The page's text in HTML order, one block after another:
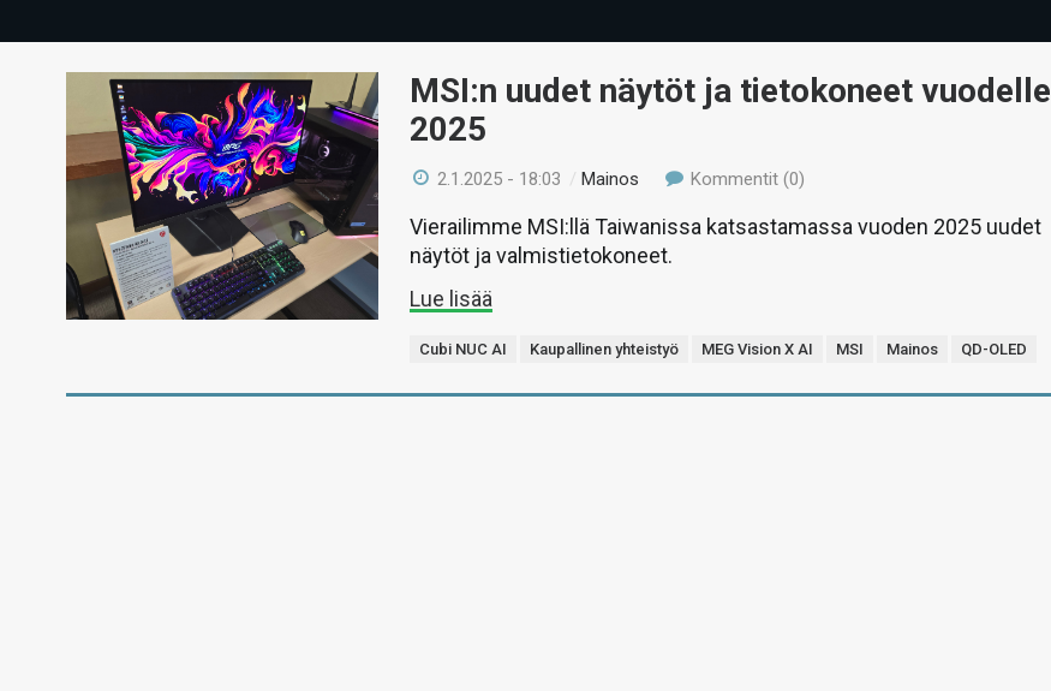
MSI:n uudet näytöt ja tietokoneet vuodelle
2025
2.1.2025 - 18:03 /Mainos Kommentit (0)
Vierailimme MSI:llä Taiwanissa katsastamassa vuoden 2025 uudet
näytöt ja valmistietokoneet.
Lue lisää
Cubi NUC AI Kaupallinen yhteistyö MEG Vision X AI MSI Mainos QD-OLED